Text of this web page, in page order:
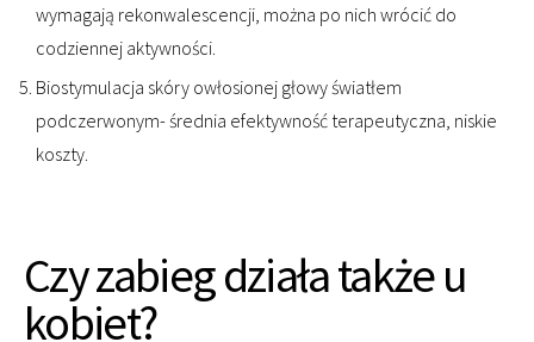
wymagają rekonwalescencji, można po nich wrócić do
codziennej aktywności.
Biostymulacja skóry owłosionej głowy światłem
podczerwonym- średnia efektywność terapeutyczna, niskie
koszty.
Czy zabieg działa także u
kobiet?